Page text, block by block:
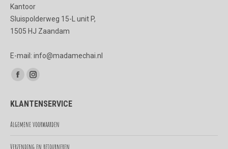
Kantoor
Sluispolderweg 15-L unit P,
1505 HJ Zaandam
E-mail: info@madamechai.nl
Vind ons op:
Facebook
opens
in
window
Instagram
opens
in
window
KLANTENSERVICE
Algemene voorwaarden
Verzending en retourneren